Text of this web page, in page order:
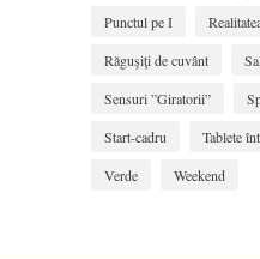
Punctul pe I
Răguşiţi de cuvânt
Sensuri ”Giratorii”
Start-cadru
Tablete
Verde
Weekend